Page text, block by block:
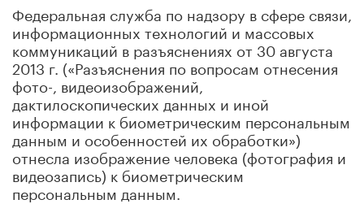
Федеральная служба по надзору в сфере связи,
информационных технологий и массовых
коммуникаций в разъяснениях от 30 августа
2013 г. («Разъяснения по вопросам отнесения
фото-, видеоизображений,
дактилоскопических данных и иной
информации к биометрическим персональным
данным и особенностей их обработки»)
отнесла изображение человека (фотография и
видеозапись) к биометрическим
персональным данным.